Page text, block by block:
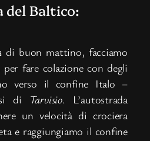
del Baltico:
di buon mattino, facciamo
per fare colazione con degli
verso il confine Italo –
di Tarvisio. L’autostrada
un velocità di crociera
e raggiungiamo il confine